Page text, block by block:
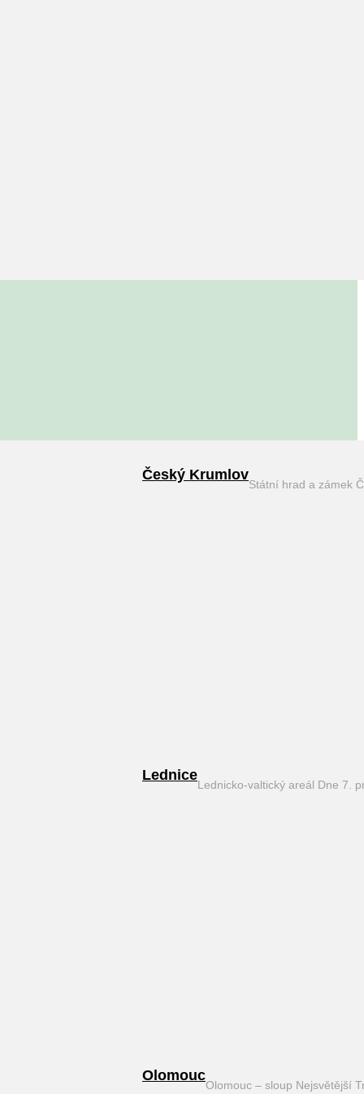
Český Krumlov
Státní hrad a zámek
Lednice
Lednicko-valtický areál Dne 7.
Olomouc
Olomouc – sloup Nejsvětější